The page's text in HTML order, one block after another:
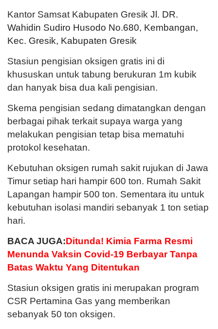
Kantor Samsat Kabupaten Gresik Jl. DR.
Wahidin Sudiro Husodo No.680, Kembangan,
Kec. Gresik, Kabupaten Gresik
Stasiun pengisian oksigen gratis ini di
khususkan untuk tabung berukuran 1m kubik
dan hanyak bisa dua kali pengisian.
Skema pengisian sedang dimatangkan dengan
berbagai pihak terkait supaya warga yang
melakukan pengisian tetap bisa mematuhi
protokol kesehatan.
Kebutuhan oksigen rumah sakit rujukan di Jawa
Timur setiap hari hampir 600 ton. Rumah Sakit
Lapangan hampir 500 ton. Sementara itu untuk
kebutuhan isolasi mandiri sebanyak 1 ton setiap
hari.
BACA JUGA:Ditunda! Kimia Farma Resmi
Menunda Vaksin Covid-19 Berbayar Tanpa
Batas Waktu Yang Ditentukan
Stasiun oksigen gratis ini merupakan program
CSR Pertamina Gas yang memberikan
sebanyak 50 ton oksigen.